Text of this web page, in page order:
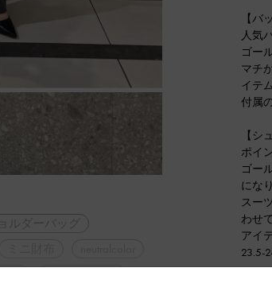
【バ
人気
ゴー
マチ
イテム
付属
【シ
ポイ
ゴー
にな
スー
わせ
アイ
23.5-